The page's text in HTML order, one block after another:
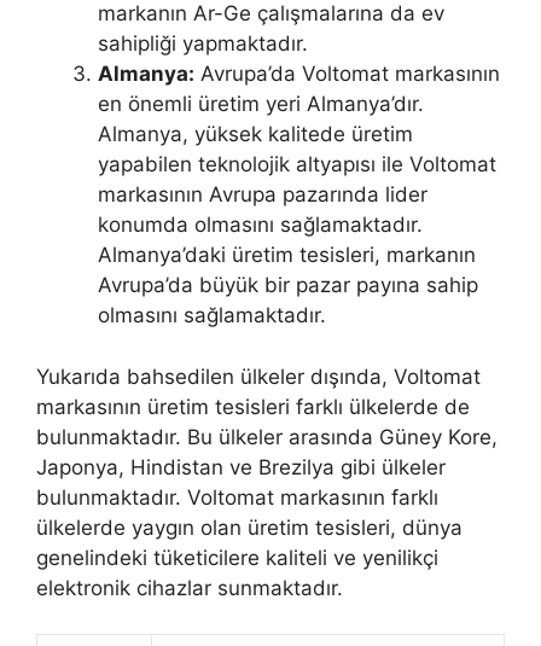
markanın Ar-Ge çalışmalarına da ev
sahipliği yapmaktadır.
Almanya: Avrupa’da Voltomat markasının
en önemli üretim yeri Almanya’dır.
Almanya, yüksek kalitede üretim
yapabilen teknolojik altyapısı ile Voltomat
markasının Avrupa pazarında lider
konumda olmasını sağlamaktadır.
Almanya’daki üretim tesisleri, markanın
Avrupa’da büyük bir pazar payına sahip
olmasını sağlamaktadır.
Yukarıda bahsedilen ülkeler dışında, Voltomat
markasının üretim tesisleri farklı ülkelerde de
bulunmaktadır. Bu ülkeler arasında Güney Kore,
Japonya, Hindistan ve Brezilya gibi ülkeler
bulunmaktadır. Voltomat markasının farklı
ülkelerde yaygın olan üretim tesisleri, dünya
genelindeki tüketicilere kaliteli ve yenilikçi
elektronik cihazlar sunmaktadır.